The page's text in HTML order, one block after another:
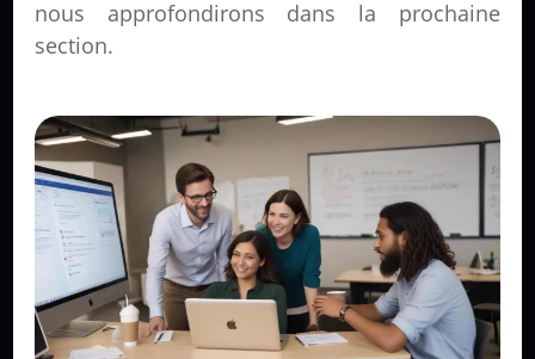
nous approfondirons dans la prochaine
section.